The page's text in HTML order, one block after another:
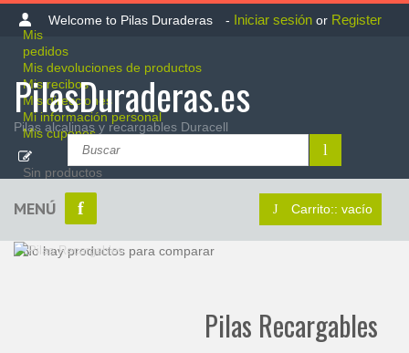
Welcome to Pilas Duraderas - Iniciar sesión or Register
Mis
pedidos
Mis devoluciones de productos
Mis recibos
Mis direcciones
Mi información personal
Mis cupones
Sin productos
Aun o hay productos vistos
No hay productos para comparar
PilasDuraderas.es
Pilas alcalinas y recargables Duracell
Carrito:: vacío
MENÚ
Pilas Recargables